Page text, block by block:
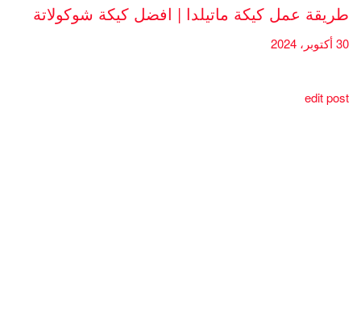
طريقة عمل كيكة ماتيلدا | افضل كيكة شوكولاتة
30 أكتوبر، 2024
edit post